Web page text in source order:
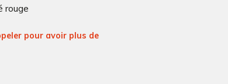
rouge
pour avoir plus de